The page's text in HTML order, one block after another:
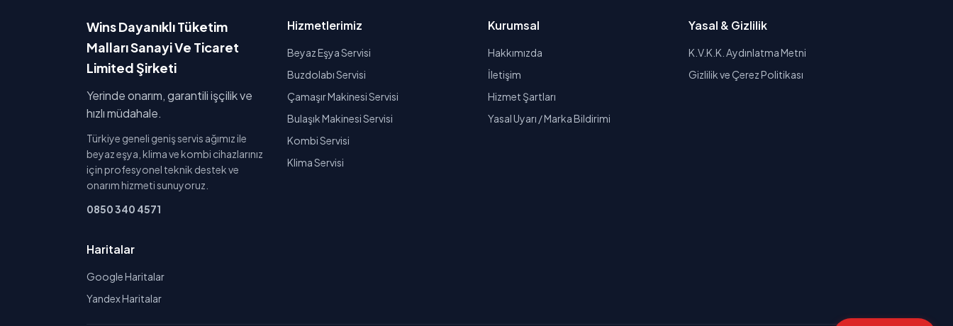
Wins Dayanıklı Tüketim
Malları Sanayi Ve Ticaret
Limited Şirketi
Yerinde onarım, garantili işçilik ve
hızlı müdahale.
Türkiye geneli geniş servis ağımız ile
beyaz eşya, klima ve kombi cihazlarınız
için profesyonel teknik destek ve
onarım hizmeti sunuyoruz.
0850 340 4571
Hizmetlerimiz
Beyaz Eşya Servisi
Buzdolabı Servisi
Çamaşır Makinesi Servisi
Bulaşık Makinesi Servisi
Kombi Servisi
Klima Servisi
Kurumsal
Hakkımızda
İletişim
Hizmet Şartları
Yasal Uyarı / Marka Bildirimi
Yasal & Gizlilik
K.V.K.K. Aydınlatma Metni
Gizlilik ve Çerez Politikası
Haritalar
Google Haritalar
Yandex Haritalar